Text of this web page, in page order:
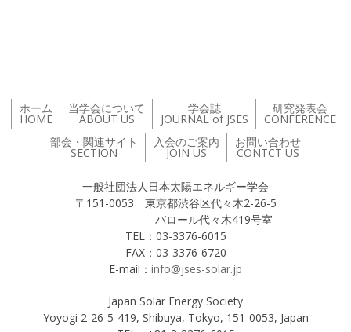
ホーム
HOME
当学会について
ABOUT US
学会誌
JOURNAL of JSES
研究発表会
CONFERENCE
部会・関連サイト
SECTION
入会のご案内
JOIN US
お問い合わせ
CONTCT US
一般社団法人日本太陽エネルギー学会
〒151-0053 東京都渋谷区代々木2-26-5
バロール代々木419号室
TEL：03-3376-6015
FAX：03-3376-6720
E-mail： info@jses-solar.jp
Japan Solar Energy Society
Yoyogi 2-26-5-419, Shibuya, Tokyo, 151-0053, Japan